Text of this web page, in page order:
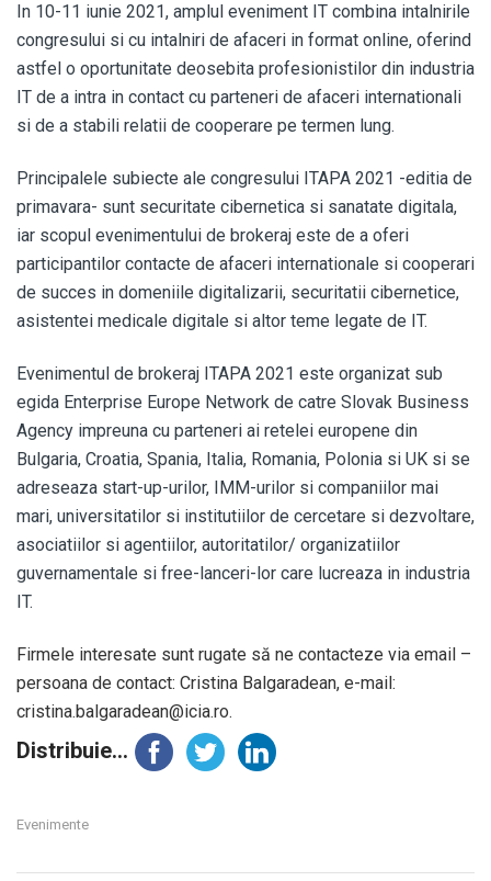
In 10-11 iunie 2021, amplul eveniment IT combina intalnirile
congresului si cu intalniri de afaceri in format online, oferind
astfel o oportunitate deosebita profesionistilor din industria
IT de a intra in contact cu parteneri de afaceri internationali
si de a stabili relatii de cooperare pe termen lung.
Principalele subiecte ale congresului ITAPA 2021 -editia de
primavara- sunt securitate cibernetica si sanatate digitala,
iar scopul evenimentului de brokeraj este de a oferi
participantilor contacte de afaceri internationale si cooperari
de succes in domeniile digitalizarii, securitatii cibernetice,
asistentei medicale digitale si altor teme legate de IT.
Evenimentul de brokeraj ITAPA 2021 este organizat sub
egida Enterprise Europe Network de catre Slovak Business
Agency impreuna cu parteneri ai retelei europene din
Bulgaria, Croatia, Spania, Italia, Romania, Polonia si UK si se
adreseaza start-up-urilor, IMM-urilor si companiilor mai
mari, universitatilor si institutiilor de cercetare si dezvoltare,
asociatiilor si agentiilor, autoritatilor/ organizatiilor
guvernamentale si free-lanceri-lor care lucreaza in industria
IT.
Firmele interesate sunt rugate să ne contacteze via email –
persoana de contact: Cristina Balgaradean, e-mail:
cristina.balgaradean@icia.ro.
Distribuie...
Evenimente